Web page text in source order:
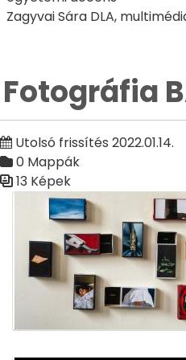
Zagyvai Sára DLA,
Fotográfia
Utolsó frissítés 2022.01.14.
0 Mappák
13 Képek
Médiatár